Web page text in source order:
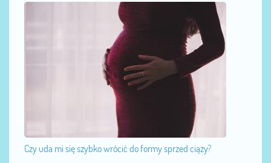
Czy uda mi się szybko wrócić do formy sprzed ciąży?